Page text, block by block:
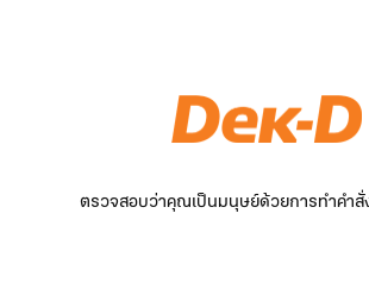
ตรวจสอบว่าคุณเป็นมนุษย์ด้วยการทำคำสั่